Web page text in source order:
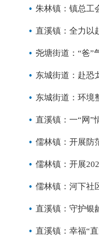
朱林镇：镇总工
直溪镇：全力以
尧塘街道：“爸”
东城街道：赴恐
东城街道：环境
直溪镇：一“网”
儒林镇：开展防
儒林镇：开展
儒林镇：河下社
直溪镇：守护银
直溪镇：幸福“